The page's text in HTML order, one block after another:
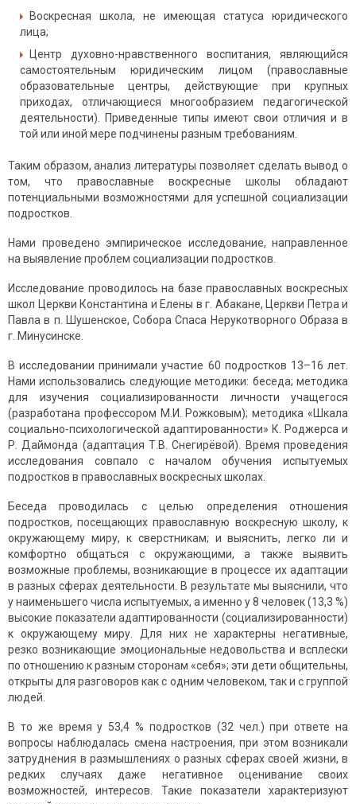
Воскресная школа, не имеющая статуса юридического
лица;
Центр духовно-нравственного воспитания, являющийся
самостоятельным юридическим лицом (православные
образовательные центры, действующие при крупных
приходах, отличающиеся многообразием педагогической
деятельности). Приведенные типы имеют свои отличия и в
той или иной мере подчинены разным требованиям.
Таким образом, анализ литературы позволяет сделать вывод о
том, что православные воскресные школы обладают
потенциальными возможностями для успешной социализации
подростков.
Нами проведено эмпирическое исследование, направленное
на выявление проблем социализации подростков.
Исследование проводилось на базе православных воскресных
школ Церкви Константина и Елены в г. Абакане, Церкви Петра и
Павла в п. Шушенское, Собора Спаса Нерукотворного Образа в
г. Минусинске.
В исследовании принимали участие 60 подростков 13–16 лет.
Нами использовались следующие методики: беседа; методика
для изучения социализированности личности учащегося
(разработана профессором М.И. Рожковым); методика «Шкала
социально-психологической адаптированности» К. Роджерса и
Р. Даймонда (адаптация Т.В. Снегирёвой). Время проведения
исследования совпало с началом обучения испытуемых
подростков в православных воскресных школах.
Беседа проводилась с целью определения отношения
подростков, посещающих православную воскресную школу, к
окружающему миру, к сверстникам; и выяснить, легко ли и
комфортно общаться с окружающими, а также выявить
возможные проблемы, возникающие в процессе их адаптации
в разных сферах деятельности. В результате мы выяснили, что
у наименьшего числа испытуемых, а именно у 8 человек (13,3 %)
высокие показатели адаптированности (социализированности)
к окружающему миру. Для них не характерны негативные,
резко возникающие эмоциональные недовольства и всплески
по отношению к разным сторонам «себя»; эти дети общительны,
открыты для разговоров как с одним человеком, так и с группой
людей.
В то же время у 53,4 % подростков (32 чел.) при ответе на
вопросы наблюдалась смена настроения, при этом возникали
затруднения в размышлениях о разных сферах своей жизни, в
редких случаях даже негативное оценивание своих
возможностей, интересов. Такие показатели характеризуют